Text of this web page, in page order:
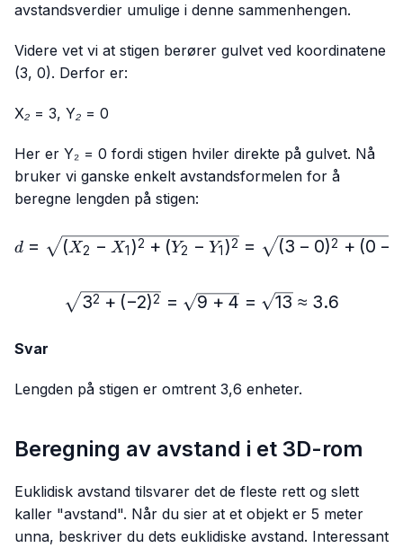
avstandsverdier umulige i denne sammenhengen.
Videre vet vi at stigen berører gulvet ved koordinatene
(3, 0). Derfor er:
X₂ = 3, Y₂ = 0
Her er Y₂ = 0 fordi stigen hviler direkte på gulvet. Nå
bruker vi ganske enkelt avstandsformelen for å
beregne lengden på stigen:
d=\sqrt{(X₂-X₁)^2+(Y₂-
d = (X2 − X1 )2 + (Y2 − Y1 )2 = (3 − 0)2 + (0 −
\sqrt{3^2+(-
32 + (−2)2 = 9+4 = 13 ≈ 3.6
Svar
Lengden på stigen er omtrent 3,6 enheter.
Beregning av avstand i et 3D-rom
Euklidisk avstand tilsvarer det de fleste rett og slett
kaller "avstand". Når du sier at et objekt er 5 meter
unna, beskriver du dets euklidiske avstand. Interessant